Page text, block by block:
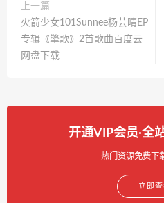
上一篇
火箭少女101Sunnee杨芸晴EP
专辑《擎歌》2首歌曲百度云
网盘下载
开通VIP会员·全
热门资源免费下
立即查